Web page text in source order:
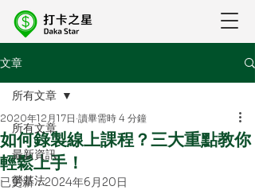
文章
所有文章
最新資訊
勞基法
所有文章
如何錄製線上課程？三大重點教你
輕鬆上手！
2020年12月17日 讀畢需時 4 分鐘
已更新：2024年6月20日